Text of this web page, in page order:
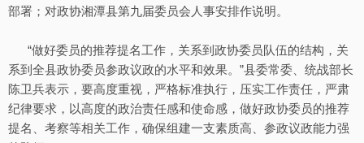
部署；对政协湘潭县第九届委员会人事安排作说明。
“做好委员的推荐提名工作，关系到政协委员队伍的结构，关
系到全县政协委员参政议政的水平和效果。”县委常委、统战部长
陈卫兵表示，要高度重视，严格标准执行，压实工作责任，严肃
纪律要求，以高度的政治责任感和使命感，做好政协委员的推荐
提名、考察等相关工作，确保组建一支素质高、参政议政能力强